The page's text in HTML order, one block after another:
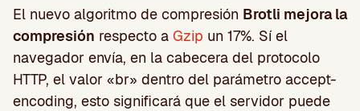
El nuevo algoritmo de compresión Brotli mejora la
compresión respecto a Gzip un 17%. Sí el
navegador envía, en la cabecera del protocolo
HTTP, el valor «br» dentro del parámetro accept-
encoding, esto significará que el servidor puede